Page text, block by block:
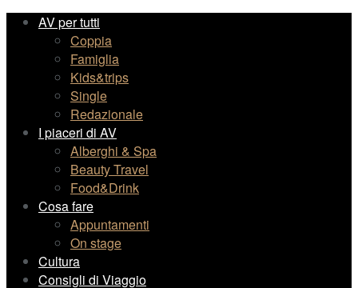
AV per tutti
Coppia
Famiglia
Kids&trips
Single
Redazionale
I piaceri di AV
Alberghi & Spa
Beauty Travel
Food&Drink
Cosa fare
Appuntamenti
On stage
Cultura
Consigli di Viaggio